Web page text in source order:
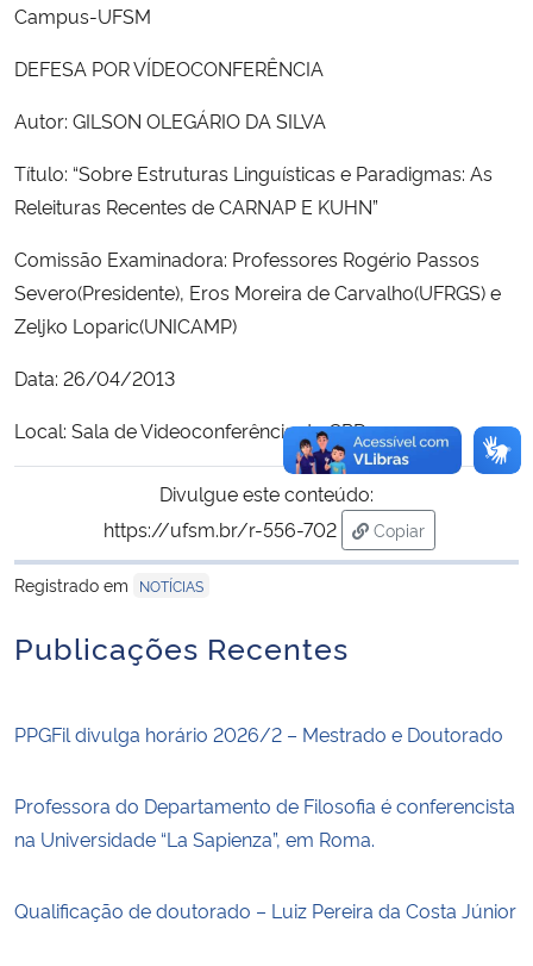
Campus-UFSM
DEFESA POR VÍDEOCONFERÊNCIA
Autor: GILSON OLEGÁRIO DA SILVA
Título: “Sobre Estruturas Linguísticas e Paradigmas: As
Releituras Recentes de CARNAP E KUHN”
Comissão Examinadora: Professores Rogério Passos
Severo(Presidente), Eros Moreira de Carvalho(UFRGS) e
Zeljko Loparic(UNICAMP)
Data: 26/04/2013
Local: Sala de Videoconferência do CPD
Divulgue este conteúdo:
https://ufsm.br/r-556-702
Copiar
para área de
Registrado em
NOTÍCIAS
Publicações Recentes
PPGFil divulga horário 2026/2 – Mestrado e Doutorado
Professora do Departamento de Filosofia é conferencista
na Universidade “La Sapienza”, em Roma.
Qualificação de doutorado – Luiz Pereira da Costa Júnior